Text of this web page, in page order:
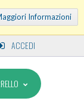
Informazioni
ACCEDI